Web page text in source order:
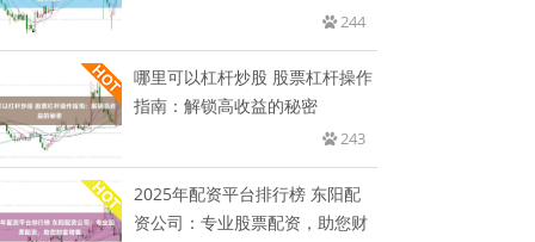
244
哪里可以杠杆炒股 股票杠杆操作
指南：解锁高收益的秘密
243
2025年配资平台排行榜 东阳配
资公司：专业股票配资，助您财